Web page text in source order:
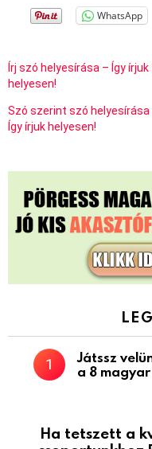
WhatsApp
Írj szó helyesírása – Így írjuk
helyesen!
Szó szerint szó helyesírása
Így írjuk helyesen!
Játssz
a 8
Ha tetszett a